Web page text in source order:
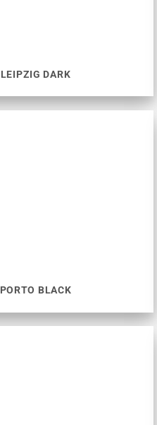
LEIPZIG DARK
PORTO BLACK